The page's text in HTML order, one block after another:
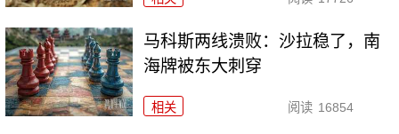
马科斯两线溃败：沙拉稳了，南
海牌被东大刺穿
相关 阅读 16854